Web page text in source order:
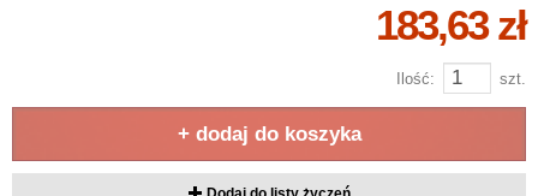
183,63 zł
Ilość: szt.
+ dodaj do koszyka